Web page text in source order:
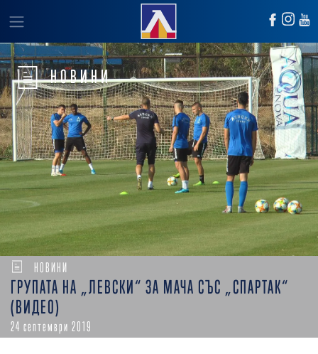
НОВИНИ
НОВИНИ
ГРУПАТА НА „ЛЕВСКИ“ ЗА МАЧА СЪС „СПАРТАК“
(ВИДЕО)
24 септември 2019